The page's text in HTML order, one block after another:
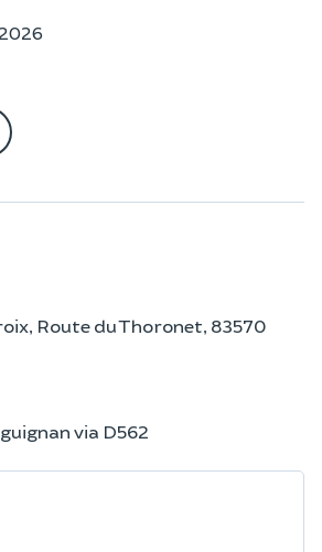
Route du Thoronet, 83570
via D562